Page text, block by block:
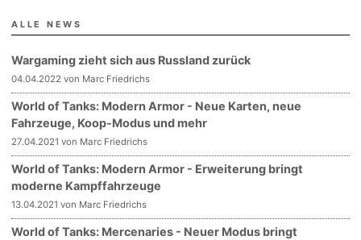
ALLE NEWS
Wargaming zieht sich aus Russland zurück
04.04.2022 von Marc Friedrichs
World of Tanks: Modern Armor - Neue Karten, neue
Fahrzeuge, Koop-Modus und mehr
27.04.2021 von Marc Friedrichs
World of Tanks: Modern Armor - Erweiterung bringt
moderne Kampffahrzeuge
13.04.2021 von Marc Friedrichs
World of Tanks: Mercenaries - Neuer Modus bringt